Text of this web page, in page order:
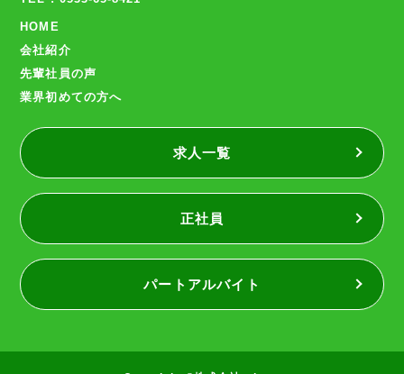
HOME
会社紹介
先輩社員の声
業界初めての方へ
求人一覧
正社員
パートアルバイト